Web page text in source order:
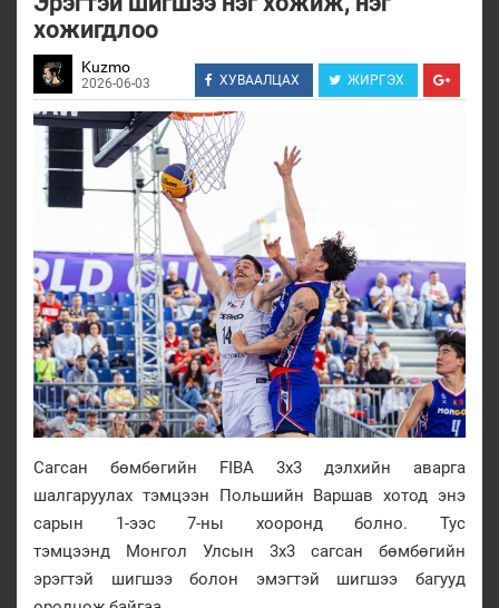
хожигдлоо
Kuzmo
2026-06-03 ХУВААЛЦАХ ЖИРГЭХ
Сагсан бөмбөгийн FIBA 3x3 дэлхийн аварга
шалгаруулах тэмцээн Польшийн Варшав хотод энэ
сарын 1-ээс 7-ны хооронд болно. Тус
тэмцээнд Монгол Улсын 3х3 сагсан бөмбөгийн
эрэгтэй шигшээ болон эмэгтэй шигшээ багууд